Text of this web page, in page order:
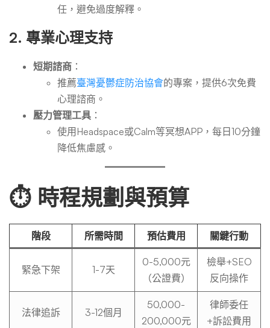
任，避免過度解釋。
2. 專業心理支持
短期諮商 ：
推薦臺灣憂鬱症防治協會的專案，提供6次免費
心理諮商。
壓力管理工具 ：
使用Headspace或Calm等冥想APP，每日10分鐘
降低焦慮感。
⏱️ 時程規劃與預算
階段 所需時間 預估費用 關鍵行動
緊急下架 1-7天
0-5,000元
（公證費）
檢舉+SEO
反向操作
法律追訴 3-12個月
50,000-
200,000元
律師委任
+訴訟費用